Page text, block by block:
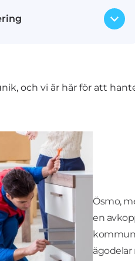
isär möblerna inför flytten
igen på din nya adress.
för att skydda dina
och vi är här för att
Ösmo,
en
ägodelar